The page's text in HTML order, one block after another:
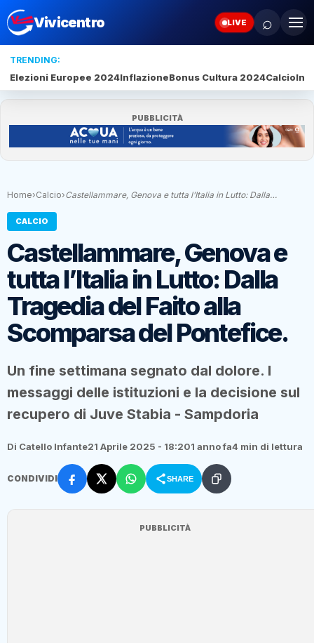
Vivicentro LIVE ⌕
TRENDING:
Elezioni Europee 2024InflazioneBonus Cultura 2024Calcio
PUBBLICITÀ
Home›Calcio›Castellammare, Genova e tutta l’Italia in Lutto: Dalla…
CALCIO
Castellammare, Genova e
tutta l’Italia in Lutto: Dalla
Tragedia del Faito alla
Scomparsa del Pontefice.
Un fine settimana segnato dal dolore. I
messaggi delle istituzioni e la decisione sul
recupero di Juve Stabia - Sampdoria
Di Catello Infante21 Aprile 2025 - 18:201 anno fa4 min di lettura
CONDIVIDI SHARE
PUBBLICITÀ